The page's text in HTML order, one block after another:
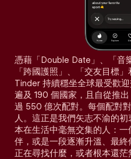
憑藉「Double Date」、「音
「跨國護照」、「交友目標
Tinder 持續穩坐全球最受歡
遍及 190 個國家，且自從推
過 550 億次配對。每個配對
人。這正是我們矢志不渝的
本在生活中毫無交集的人：
伴，或是一段逐漸升溫、最
正在尋找什麼，或者根本還